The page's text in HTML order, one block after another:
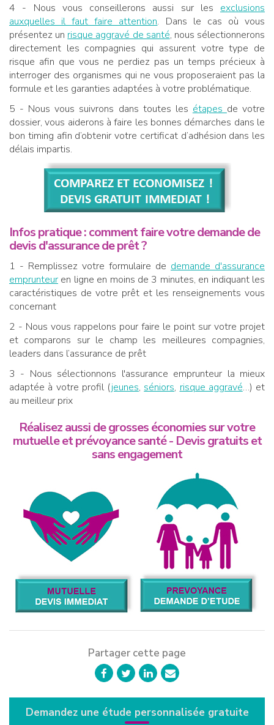
4 - Nous vous conseillerons aussi sur les exclusions
auxquelles il faut faire attention. Dans le cas où vous
présentez un risque aggravé de santé, nous sélectionnerons
directement les compagnies qui assurent votre type de
risque afin que vous ne perdiez pas un temps précieux à
interroger des organismes qui ne vous proposeraient pas la
formule et les garanties adaptées à votre problématique.
5 - Nous vous suivrons dans toutes les étapes de votre
dossier, vous aiderons à faire les bonnes démarches dans le
bon timing afin d’obtenir votre certificat d’adhésion dans les
délais impartis.
Infos pratique : comment faire votre demande de
devis d'assurance de prêt ?
1 - Remplissez votre formulaire de demande d'assurance
emprunteur en ligne en moins de 3 minutes, en indiquant les
caractéristiques de votre prêt et les renseignements vous
concernant
2 - Nous vous rappelons pour faire le point sur votre projet
et comparons sur le champ les meilleures compagnies,
leaders dans l’assurance de prêt
3 - Nous sélectionnons l'assurance emprunteur la mieux
adaptée à votre profil (jeunes, séniors, risque aggravé…) et
au meilleur prix
Réalisez aussi de grosses économies sur votre
mutuelle et prévoyance santé - Devis gratuits et
sans engagement
Partager cette page
Demandez une étude personnalisée gratuite